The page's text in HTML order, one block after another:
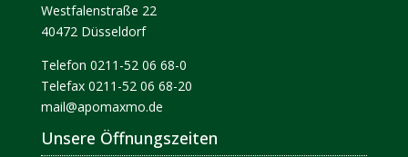
Westfalenstraße 22
40472 Düsseldorf
Telefon 0211-52 06 68-0
Telefax 0211-52 06 68-20
mail@apomaxmo.de
Unsere Öffnungszeiten